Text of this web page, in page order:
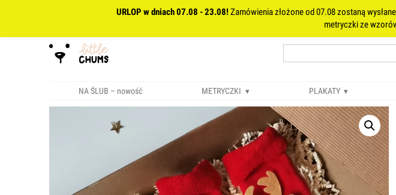
NA ŚLUB – nowość METRYCZKI PLAKATY
URLOP w dniach 07.08 - 23.08! Zamówienia złożone od 07.08 zostaną
metryczki ze